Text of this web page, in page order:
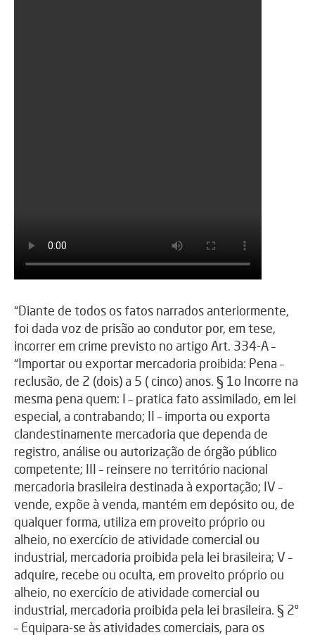
“Diante de todos os fatos narrados anteriormente,
foi dada voz de prisão ao condutor por, em tese,
incorrer em crime previsto no artigo Art. 334-A –
“Importar ou exportar mercadoria proibida: Pena –
reclusão, de 2 (dois) a 5 ( cinco) anos. § 1o Incorre na
mesma pena quem: I – pratica fato assimilado, em lei
especial, a contrabando; II – importa ou exporta
clandestinamente mercadoria que dependa de
registro, análise ou autorização de órgão público
competente; III – reinsere no território nacional
mercadoria brasileira destinada à exportação; IV –
vende, expõe à venda, mantém em depósito ou, de
qualquer forma, utiliza em proveito próprio ou
alheio, no exercício de atividade comercial ou
industrial, mercadoria proibida pela lei brasileira; V –
adquire, recebe ou oculta, em proveito próprio ou
alheio, no exercício de atividade comercial ou
industrial, mercadoria proibida pela lei brasileira. § 2º
– Equipara-se às atividades comerciais, para os